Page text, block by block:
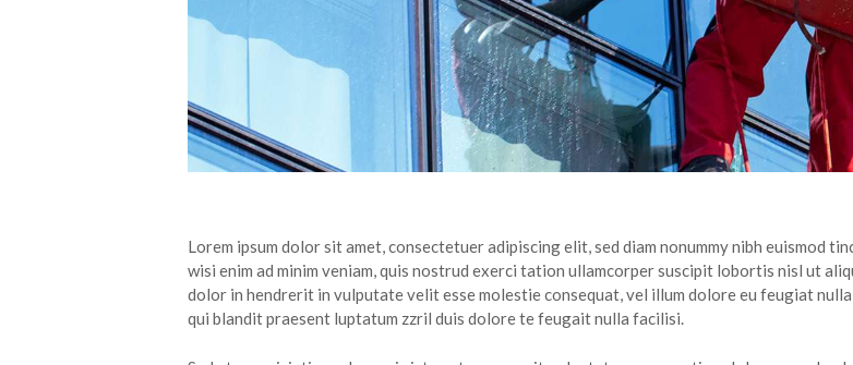
Lorem ipsum dolor sit amet, consectetuer adipiscing elit, sed diam nonummy nibh euismod
wisi enim ad minim veniam, quis nostrud exerci tation ullamcorper suscipit lobortis nisl ut
dolor in hendrerit in vulputate velit esse molestie consequat, vel illum dolore eu feugiat
qui blandit praesent luptatum zzril duis dolore te feugait nulla facilisi.